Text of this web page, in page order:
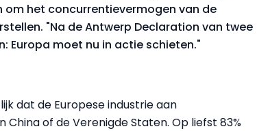
het concurrentievermogen van de
"Na de Antwerp Declaration van twee
Europa moet nu in actie schieten."
dat de Europese industrie aan
of de Verenigde Staten. Op liefst 83%